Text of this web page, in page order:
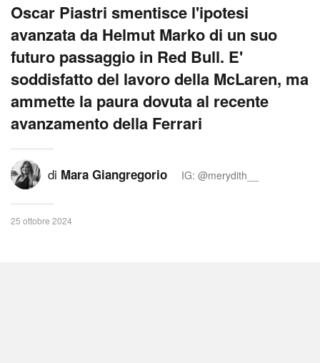
Oscar Piastri smentisce l'ipotesi
avanzata da Helmut Marko di un suo
futuro passaggio in Red Bull. E'
soddisfatto del lavoro della McLaren, ma
ammette la paura dovuta al recente
avanzamento della Ferrari
di Mara Giangregorio IG: @merydith__
25 ottobre 2024